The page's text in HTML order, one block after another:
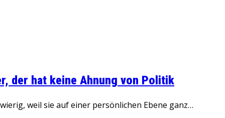
der hat keine Ahnung von Politik
weil sie auf einer persönlichen Ebene ganz…